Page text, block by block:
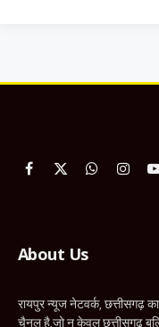
Facebook
X
WhatsApp
About Us
रायपुर न्यूज नेटवर्क, छत्तीसगढ़
चैनल है,जो न केवल छत्तीसगढ़